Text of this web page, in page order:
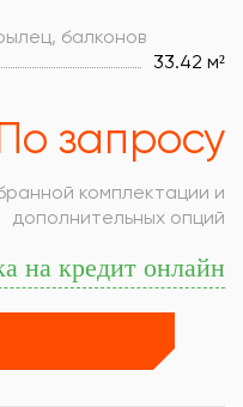
балконов
33.42 м²
запросу
комплектации и
дополнительных опций
на кредит онлайн